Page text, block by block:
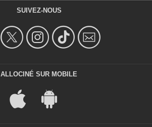
SUIVEZ-NOUS
ALLOCINÉ SUR MOBILE